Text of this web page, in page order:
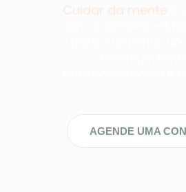
Cuidar da mente
AGENDE UMA